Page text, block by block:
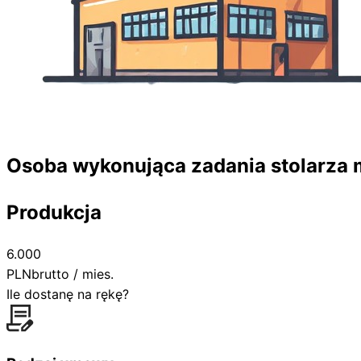
Osoba wykonująca zadania stolarza
Produkcja
6.000
PLNbrutto / mies.
Ile dostanę na rękę?